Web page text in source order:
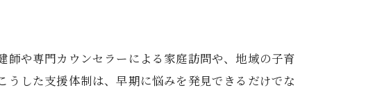
や専門カウンセラーによる家庭訪問や、地域の子育
した支援体制は、早期に悩みを発見できるだけでな